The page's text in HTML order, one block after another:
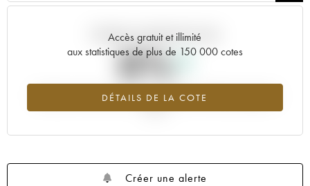
Accès gratuit et illimité
aux statistiques de plus de 150 000 cotes
DÉTAILS DE LA COTE
Tendance actuelle de la cote
0%
Tendance à la hausse du millésime 2008 en 2026 par rapport à
Créer une alerte